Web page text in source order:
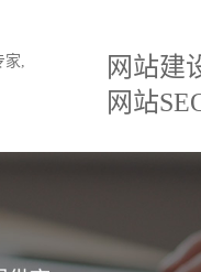
网站建
网站